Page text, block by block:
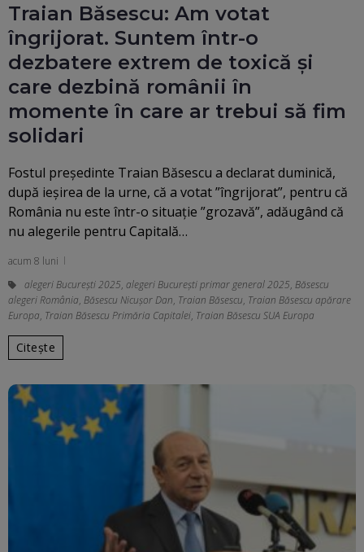
Traian Băsescu: Am votat
îngrijorat. Suntem într-o
dezbatere extrem de toxică și
care dezbină românii în
momente în care ar trebui să fim
solidari
Fostul președinte Traian Băsescu a declarat duminică,
după ieșirea de la urne, că a votat ”îngrijorat”, pentru că
România nu este într-o situație ”grozavă”, adăugând că
nu alegerile pentru Capitală…
acum 8 luni
alegeri București 2025, alegeri București primar general 2025, Băsescu
alegeri România, Băsescu Nicușor Dan, Traian Băsescu, Traian Băsescu apărare
Europa, Traian Băsescu Primăria Capitalei, Traian Băsescu SUA Europa
Citește